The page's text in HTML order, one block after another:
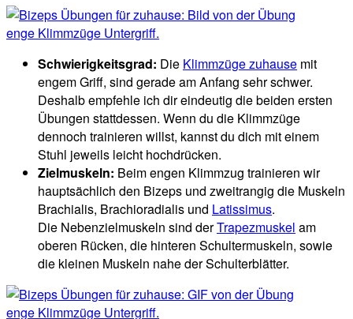
Schwierigkeitsgrad: Die Klimmzüge zuhause mit
engem Griff, sind gerade am Anfang sehr schwer.
Deshalb empfehle ich dir eindeutig die beiden ersten
Übungen stattdessen. Wenn du die Klimmzüge
dennoch trainieren willst, kannst du dich mit einem
Stuhl jeweils leicht hochdrücken.
Zielmuskeln: Beim engen Klimmzug trainieren wir
hauptsächlich den Bizeps und zweitrangig die Muskeln
Brachialis, Brachioradialis und Latissimus.
Die Nebenzielmuskeln sind derTrapezmuskel am
oberen Rücken, die hinteren Schultermuskeln, sowie
die kleinen Muskeln nahe der Schulterblätter.